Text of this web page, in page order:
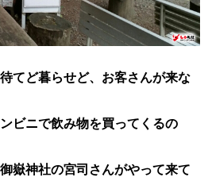
てど暮らせど、お客さんが来な
ビニで飲み物を買ってくるの
嶽神社の宮司 さんがやって来て